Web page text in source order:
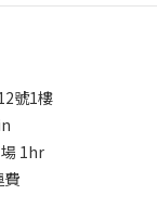
號1樓
1hr
費